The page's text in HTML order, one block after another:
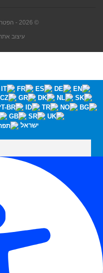
© 2026 - הפטריה. כל הזכויות שמורות.
עיצוב
ישראל